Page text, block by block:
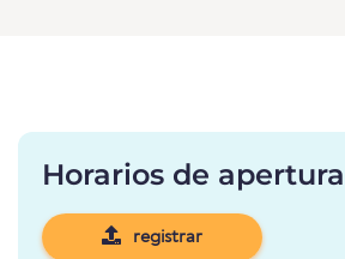
Horarios de apertura
registrar